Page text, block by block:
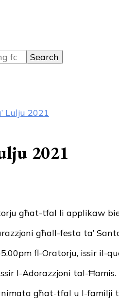
Lulju 2021
2021
għat-tfal li applikaw
għall-festa ta’
fl-Oratorju, issir il-
l-Adorazzjoni tal-Ħamis.
għat-tfal u l-familji